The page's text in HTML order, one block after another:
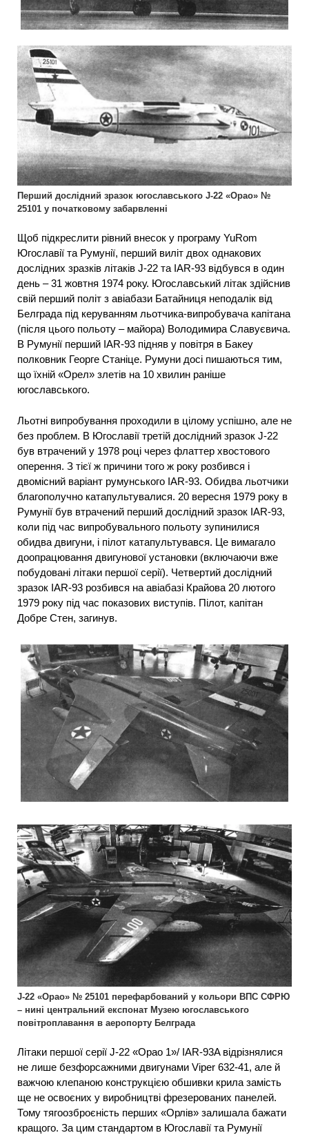
Перший дослідний зразок югославського J-22 «Орао» №
25101 у початковому забарвленні
Щоб підкреслити рівний внесок у програму YuRom
Югославії та Румунії, перший виліт двох однакових
дослідних зразків літаків J-22 та IAR-93 відбувся в один
день – 31 жовтня 1974 року. Югославський літак здійснив
свій перший політ з авіабази Батайниця неподалік від
Белграда під керуванням льотчика-випробувача капітана
(після цього польоту – майора) Володимира Славуєвича.
В Румунії перший IAR-93 підняв у повітря в Бакеу
полковник Георге Станіце. Румуни досі пишаються тим,
що їхній «Орел» злетів на 10 хвилин раніше
югославського.
Льотні випробування проходили в цілому успішно, але не
без проблем. В Югославії третій дослідний зразок J-22
був втрачений у 1978 році через флаттер хвостового
оперення. З тієї ж причини того ж року розбився і
двомісний варіант румунського IAR-93. Обидва льотчики
благополучно катапультувалися. 20 вересня 1979 року в
Румунії був втрачений перший дослідний зразок IAR-93,
коли під час випробувального польоту зупинилися
обидва двигуни, і пілот катапультувався. Це вимагало
доопрацювання двигунової установки (включаючи вже
побудовані літаки першої серії). Четвертий дослідний
зразок IAR-93 розбився на авіабазі Крайова 20 лютого
1979 року під час показових виступів. Пілот, капітан
Добре Стен, загинув.
J-22 «Орао» № 25101 перефарбований у кольори ВПС СФРЮ
– нині центральний експонат Музею югославського
повітроплавання в аеропорту Белграда
Літаки першої серії J-22 «Орао 1»/ IAR-93A відрізнялися
не лише безфорсажними двигунами Viper 632-41, але й
важчою клепаною конструкцією обшивки крила замість
ще не освоєних у виробництві фрезерованих панелей.
Тому тягоозброєність перших «Орлів» залишала бажати
кращого. За цим стандартом в Югославії та Румунії